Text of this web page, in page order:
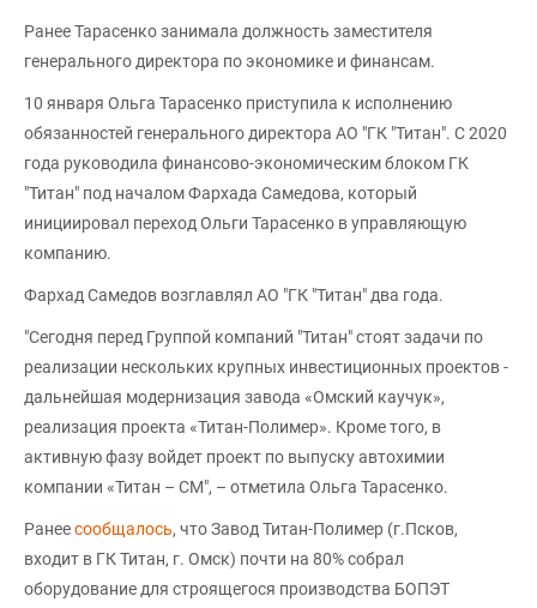
Ранее Тарасенко занимала должность заместителя
генерального директора по экономике и финансам.
10 января Ольга Тарасенко приступила к исполнению
обязанностей генерального директора АО "ГК "Титан". С 2020
года руководила финансово-экономическим блоком ГК
"Титан" под началом Фархада Самедова, который
инициировал переход Ольги Тарасенко в управляющую
компанию.
Фархад Самедов возглавлял АО "ГК "Титан" два года.
"Сегодня перед Группой компаний "Титан" стоят задачи по
реализации нескольких крупных инвестиционных проектов -
дальнейшая модернизация завода «Омский каучук»,
реализация проекта «Титан-Полимер». Кроме того, в
активную фазу войдет проект по выпуску автохимии
компании «Титан – СМ", – отметила Ольга Тарасенко.
Ранеесообщалось, что Завод Титан-Полимер (г.Псков,
входит в ГК Титан, г. Омск) почти на 80% собрал
оборудование для строящегося производства БОПЭТ